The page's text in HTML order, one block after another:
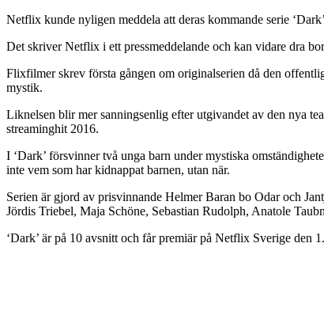
Netflix kunde nyligen meddela att deras kommande serie
Det skriver Netflix i ett pressmeddelande och kan vidare dra
Flixfilmer skrev första gången om originalserien då den
mystik.
Liknelsen blir mer sanningsenlig efter utgivandet av den nya
streaminghit 2016.
I ‘Dark’ försvinner två unga barn under mystiska
inte vem som har kidnappat barnen, utan när.
Serien är gjord av prisvinnande Helmer Baran bo Odar och
Jördis Triebel, Maja Schöne, Sebastian Rudolph, Anatole
‘Dark’ är på 10 avsnitt och får premiär på Netflix Sverige den